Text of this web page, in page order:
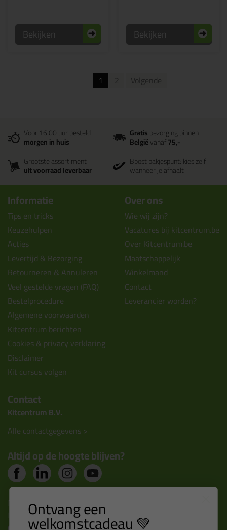
Bekijken Bekijken
1 2 Volgende
Voor 16:00 uur besteld
morgen in huis
Gratisbezorging binnen
Belgiëvanaf75,-
Grootste assortiment
uit voorraad leverbaar
Bpost pakjespunt: kies zelf
wanneer je afhaalt
Informatie
Tips en tricks
Keuzehulpen
Acties
Levertijd & Bezorging
Retourneren & Annuleren
Veel gestelde vragen (FAQ)
Bestelprocedure
Algemene voorwaarden
Kitcentrum berichten
Cookies & privacy verklaring
Disclaimer
Kit cursus volgen
Over ons
Wie wij zijn?
Vacatures bij kitcentrum.be
Over Kitcentrum.be
Maatschappelijk
Winkelmand
Contact
Leverancier worden?
Contact
Kitcentrum B.V.
Alle contactgegevens >
Altijd op de hoogte blijven?
Nieuws, tips en exclusieve deals rechtstreeks in je
inbox Ontvang een
welkomstcadeau 💚